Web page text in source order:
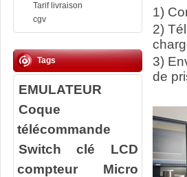
Tarif livraison
cgv
Tags
EMULATEUR
Coque
télécommande
Switch clé
LCD
compteur
Micro
1)
2)
3)
de